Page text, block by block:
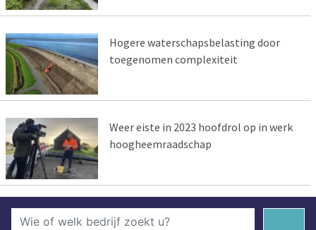
Hogere waterschapsbelasting door
toegenomen complexiteit
Weer eiste in 2023 hoofdrol op in werk
hoogheemraadschap